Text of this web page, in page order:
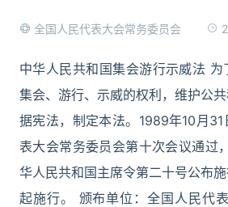
全国人民代表大会常务委员会
中华人民共和国集会游行示威法
集会、游行、示威的权利，维护公
据宪法，制定本法。1989年10月
表大会常务委员会第十次会议通过
华人民共和国主席令第二十号公布
起施行。 颁布单位：全国人民代